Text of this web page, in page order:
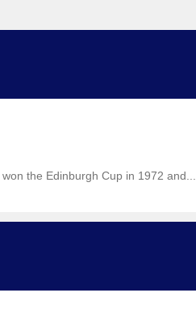
the Edinburgh Cup in 1972 and...